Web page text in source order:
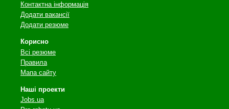
Контактна інформація
Додати вакансії
Додати резюме
Корисно
Всі резюме
Правила
Мапа сайту
Наші проекти
Jobs.ua